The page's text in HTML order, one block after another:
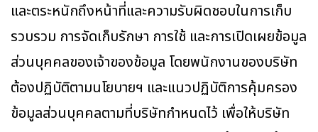
และตระหนักถึงหน้าที่และความรับผิดชอบในการเก็บ
รวบรวม การจัดเก็บรักษา การใช้ และการเปิดเผยข้อมูล
ส่วนบุคคลของเจ้าของข้อมูล โดยพนักงานของบริษัท
ต้องปฏิบัติตามนโยบายฯ และแนวปฏิบัติการคุ้มครอง
ข้อมูลส่วนบุคคลตามที่บริษัทกำหนดไว้ เพื่อให้บริษัท